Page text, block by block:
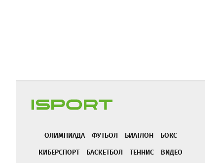
ОЛИМПИАДА ФУТБОЛ БИАТЛОН
БОКС
КИБЕРСПОРТ
БАСКЕТБОЛ ТЕННИС
ВИДЕО